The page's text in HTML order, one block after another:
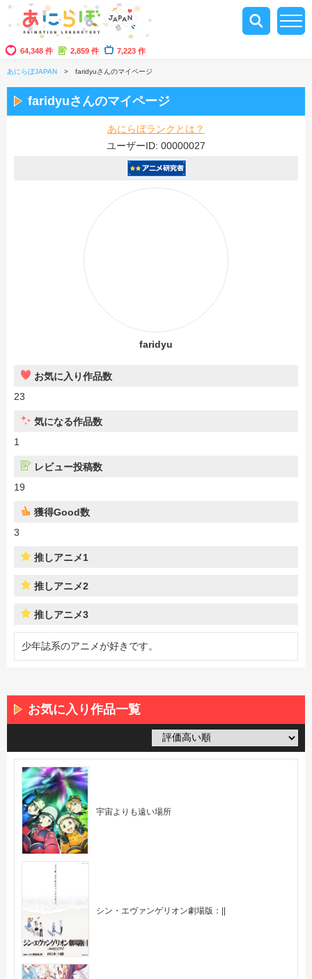
64,348 件 2,859 件 7,223 作
あにらぼJAPAN faridyuさんのマイページ
faridyuさんのマイページ
あにらぼランクとは？
ユーザーID: 00000027
faridyu
お気に入り作品数
23
気になる作品数
1
レビュー投稿数
19
獲得Good数
3
推しアニメ1
推しアニメ2
推しアニメ3
少年誌系のアニメが好きです。
お気に入り作品一覧
宇宙よりも遠い場所
シン・エヴァンゲリオン劇場版：||